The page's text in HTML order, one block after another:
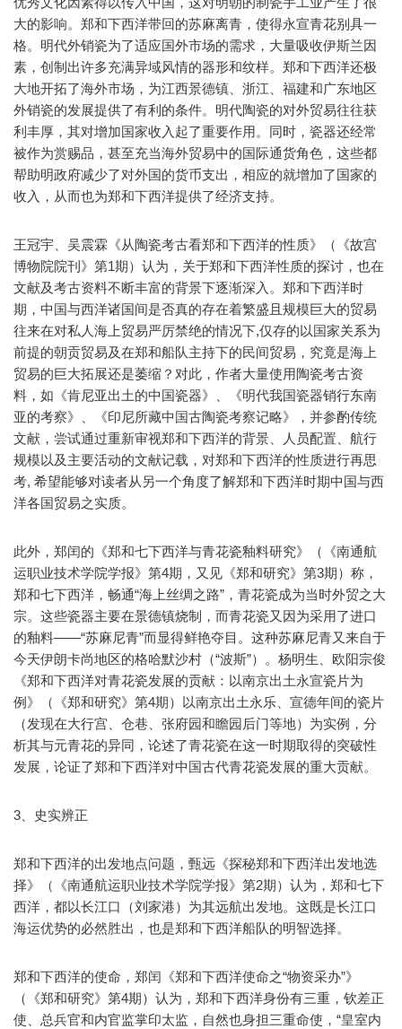
大的影响。郑和下西洋带回的苏麻离青，使得永宣青花别具一
格。明代外销瓷为了适应国外市场的需求，大量吸收伊斯兰因
素，创制出许多充满异域风情的器形和纹样。郑和下西洋还极
大地开拓了海外市场，为江西景德镇、浙江、福建和广东地区
外销瓷的发展提供了有利的条件。明代陶瓷的对外贸易往往获
利丰厚，其对增加国家收入起了重要作用。同时，瓷器还经常
被作为赏赐品，甚至充当海外贸易中的国际通货角色，这些都
帮助明政府减少了对外国的货币支出，相应的就增加了国家的
收入，从而也为郑和下西洋提供了经济支持。
王冠宇、吴震霖《从陶瓷考古看郑和下西洋的性质》（《故宫
博物院院刊》第1期）认为，关于郑和下西洋性质的探讨，也在
文献及考古资料不断丰富的背景下逐渐深入。郑和下西洋时
期，中国与西洋诸国间是否真的存在着繁盛且规模巨大的贸易
往来在对私人海上贸易严厉禁绝的情况下,仅存的以国家关系为
前提的朝贡贸易及在郑和船队主持下的民间贸易，究竟是海上
贸易的巨大拓展还是萎缩？对此，作者大量使用陶瓷考古资
料，如《肯尼亚出土的中国瓷器》、《明代我国瓷器销行东南
亚的考察》、《印尼所藏中国古陶瓷考察记略》，并参酌传统
文献，尝试通过重新审视郑和下西洋的背景、人员配置、航行
规模以及主要活动的文献记载，对郑和下西洋的性质进行再思
考, 希望能够对读者从另一个角度了解郑和下西洋时期中国与西
洋各国贸易之实质。
此外，郑闰的《郑和七下西洋与青花瓷釉料研究》（《南通航
运职业技术学院学报》第4期，又见《郑和研究》第3期）称，
郑和七下西洋，畅通“海上丝绸之路”，青花瓷成为当时外贸之大
宗。这些瓷器主要在景德镇烧制，而青花瓷又因为采用了进口
的釉料——“苏麻尼青”而显得鲜艳夺目。这种苏麻尼青又来自于
今天伊朗卡尚地区的格哈默沙村（“波斯”）。杨明生、欧阳宗俊
《郑和下西洋对青花瓷发展的贡献：以南京出土永宣瓷片为
例》（《郑和研究》第4期）以南京出土永乐、宣德年间的瓷片
（发现在大行宫、仓巷、张府园和瞻园后门等地）为实例，分
析其与元青花的异同，论述了青花瓷在这一时期取得的突破性
发展，论证了郑和下西洋对中国古代青花瓷发展的重大贡献。
3、史实辨正
郑和下西洋的出发地点问题，甄远《探秘郑和下西洋出发地选
择》（《南通航运职业技术学院学报》第2期）认为，郑和七下
西洋，都以长江口（刘家港）为其远航出发地。这既是长江口
海运优势的必然胜出，也是郑和下西洋船队的明智选择。
郑和下西洋的使命，郑闰《郑和下西洋使命之“物资采办”》
（《郑和研究》第4期）认为，郑和下西洋身份有三重，钦差正
使、总兵官和内官监掌印太监，自然也身担三重命使，“皇室内